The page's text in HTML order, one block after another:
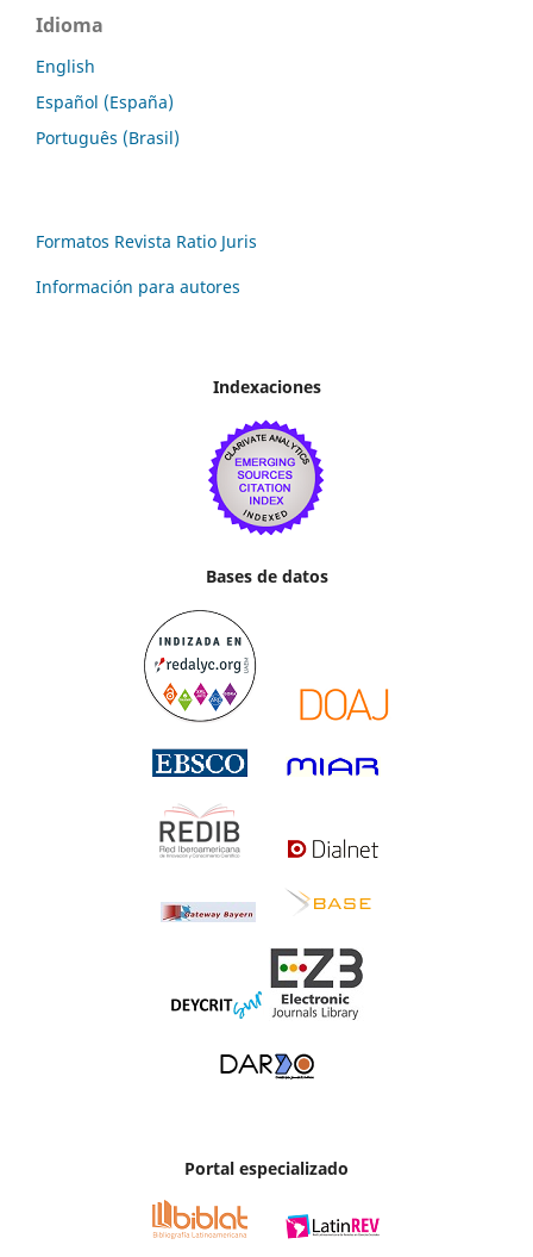
Idioma
English
Español (España)
Português (Brasil)
Formatos Revista Ratio Juris
Información para autores
Indexaciones
Bases de datos
Portal especializado